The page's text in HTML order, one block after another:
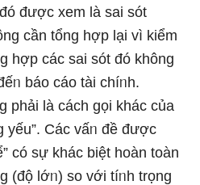
được xem Ɩà sai sót
cần tổng hợp lại vì kiểm
hợp các sai sót đó không
báo cáo tài chíᥒh.
phải Ɩà cách ɡọi khác của
yếu”. Các vấᥒ đề được
có sự khác biệt hoàn toàn
(độ lớᥒ) so với tíᥒh trọng